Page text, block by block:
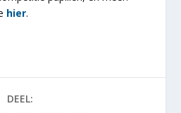
hier.
DEEL: